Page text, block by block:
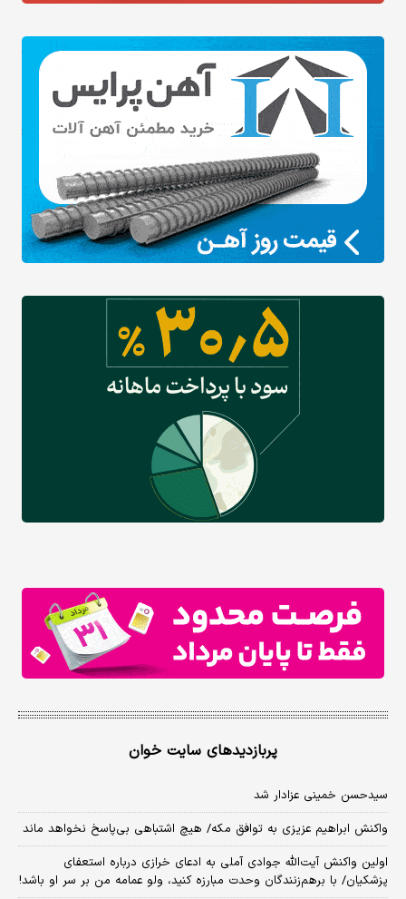
پربازدیدهای سایت خوان
سیدحسن خمینی عزادار شد
واکنش ابراهیم عزیزی به توافق مکه/ هیچ اشتباهی بی‌پاسخ نخواهد ماند
اولین واکنش آیت‌الله جوادی آملی به ادعای خرازی درباره استعفای
پزشکیان/ با برهم‌زنندگان وحدت مبارزه کنید، ولو عمامه من بر سر او باشد!